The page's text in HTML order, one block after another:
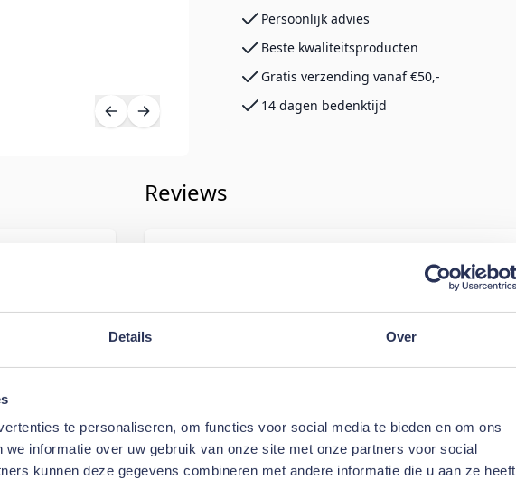
Details Over
te personaliseren, om functies voor social media te bieden en om ons
informatie over uw gebruik van onze site met onze partners voor social
kunnen deze gegevens combineren met andere informatie die u aan ze heeft
Persoonlijk advies
Beste kwaliteitsproducten
Gratis verzending vanaf €50,-
14 dagen bedenktijd
Slim Arms
Reviews
Neah 160 Sofa Bed with Slim Arms - stof 507